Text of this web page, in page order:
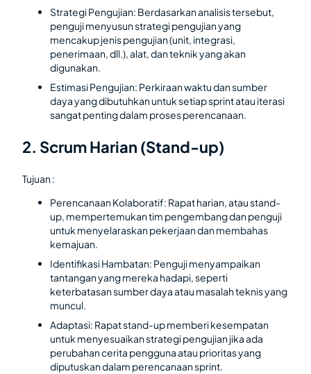
Strategi Pengujian: Berdasarkan analisis tersebut,
penguji menyusun strategi pengujian yang
mencakup jenis pengujian (unit, integrasi,
penerimaan, dll.), alat, dan teknik yang akan
digunakan.
Estimasi Pengujian: Perkiraan waktu dan sumber
daya yang dibutuhkan untuk setiap sprint atau iterasi
sangat penting dalam proses perencanaan.
2. Scrum Harian (Stand-up)
Tujuan :
Perencanaan Kolaboratif: Rapat harian, atau stand-
up, mempertemukan tim pengembang dan penguji
untuk menyelaraskan pekerjaan dan membahas
kemajuan.
Identifikasi Hambatan: Penguji menyampaikan
tantangan yang mereka hadapi, seperti
keterbatasan sumber daya atau masalah teknis yang
muncul.
Adaptasi: Rapat stand-up memberi kesempatan
untuk menyesuaikan strategi pengujian jika ada
perubahan cerita pengguna atau prioritas yang
diputuskan dalam perencanaan sprint.